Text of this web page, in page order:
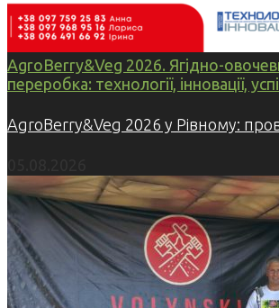
AgroBerry&Veg 2026. Ягідно-
переробка: технології, інновації,
AgroBerry&Veg 2026 у Рівному: